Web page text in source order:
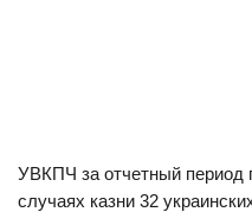
УВКПЧ за отчетный период
случаях казни 32